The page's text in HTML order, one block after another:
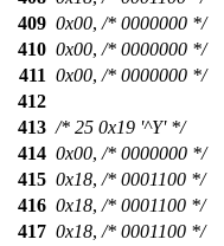
409 0x00, /* 0000000 */
410 0x00, /* 0000000 */
411 0x00, /* 0000000 */
412
413 /* 25 0x19 '^Y' */
414 0x00, /* 0000000 */
415 0x18, /* 0001100 */
416 0x18, /* 0001100 */
417 0x18, /* 0001100 */